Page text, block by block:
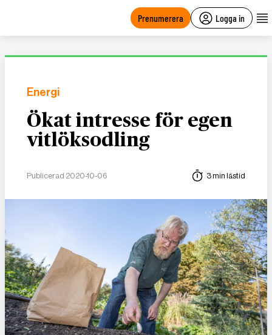
Prenumerera Logga in
Energi
Ökat intresse för egen
vitlöksodling
Publicerad 2020-10-06 3 min lästid